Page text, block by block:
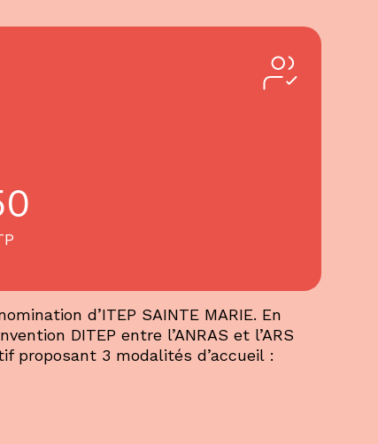
d’ITEP SAINTE MARIE. En
DITEP entre l’ANRAS et l’ARS
proposant 3 modalités d’accueil :